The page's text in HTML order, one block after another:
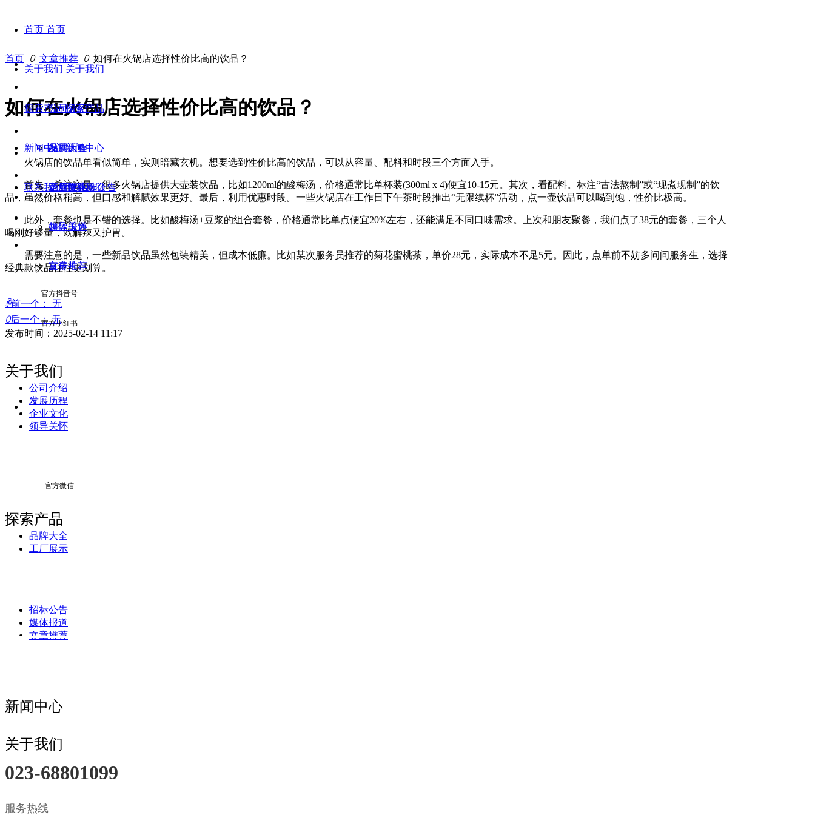
首页 首页
关于我们 关于我们
公司介绍
发展历程
企业文化
领导关怀
宣传片
探索产品 探索产品
品牌大全
工厂展示
新闻中心 新闻中心
竞争性比选公告
媒体报道
文章推荐
联系我们 联系我们
官方抖音号
官方小红书
官方微信
首页 ꄲ 文章推荐 ꄲ 如何在火锅店选择性价比高的饮品？
如何在火锅店选择性价比高的饮品？
火锅店的饮品单看似简单，实则暗藏玄机。想要选到性价比高的饮品，可以从容量、配料和时段三个方面入手。
首先，关注容量。很多火锅店提供大壶装饮品，比如1200ml的酸梅汤，价格通常比单杯装(300ml x 4)便宜10-15元。其次，看配料。标注“古法熬制”或“现煮现制”的饮
品，虽然价格稍高，但口感和解腻效果更好。最后，利用优惠时段。一些火锅店在工作日下午茶时段推出“无限续杯”活动，点一壶饮品可以喝到饱，性价比极高。
此外，套餐也是不错的选择。比如酸梅汤+豆浆的组合套餐，价格通常比单点便宜20%左右，还能满足不同口味需求。上次和朋友聚餐，我们点了38元的套餐，三个人
喝刚好够量，既解辣又护胃。
需要注意的是，一些新品饮品虽然包装精美，但成本低廉。比如某次服务员推荐的菊花蜜桃茶，单价28元，实际成本不足5元。因此，点单前不妨多问问服务生，选择
经典款饮品往往更划算。
ꄴ前一个：
无
ꄲ后一个： 无
发布时间： 2025-02-14 11:17
关于我们
公司介绍
发展历程
企业文化
领导关怀
探索产品
品牌大全
工厂展示
招标公告
媒体报道
文章推荐
新闻中心
关于我们
023-68801099
服务热线